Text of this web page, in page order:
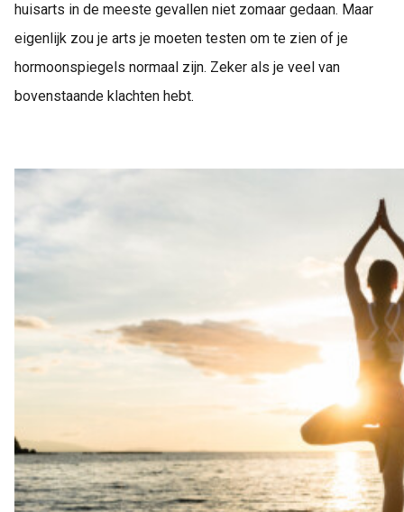
huisarts in de meeste gevallen niet zomaar gedaan. Maar
eigenlijk zou je arts je moeten testen om te zien of je
hormoonspiegels normaal zijn. Zeker als je veel van
bovenstaande klachten hebt.